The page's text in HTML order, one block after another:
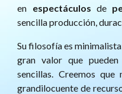
en espectáculosde
sencilla producción,
Su filosofía es
gran valor que
sencillas. Creemos que
grandilocuente de